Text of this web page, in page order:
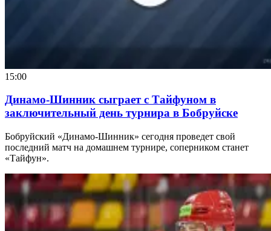
15:00
Динамо-Шинник сыграет с Тайфуном в
заключительный день турнира в Бобруйске
Бобруйский «Динамо-Шинник» сегодня проведет свой
последний матч на домашнем турнире, соперником станет
«Тайфун».